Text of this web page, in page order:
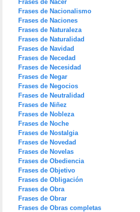
Frases de Nacer
Frases de Nacionalismo
Frases de Naciones
Frases de Naturaleza
Frases de Naturalidad
Frases de Navidad
Frases de Necedad
Frases de Necesidad
Frases de Negar
Frases de Negocios
Frases de Neutralidad
Frases de Niñez
Frases de Nobleza
Frases de Noche
Frases de Nostalgia
Frases de Novedad
Frases de Novelas
Frases de Obediencia
Frases de Objetivo
Frases de Obligación
Frases de Obra
Frases de Obrar
Frases de Obras completas